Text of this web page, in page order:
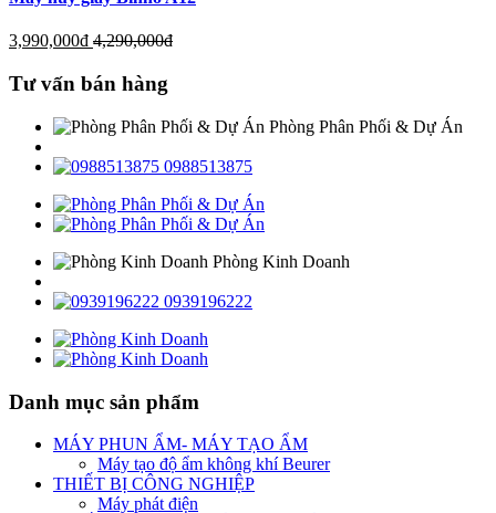
3,990,000đ 4,290,000đ
Tư vấn bán hàng
Phòng Phân Phối & Dự Án
0988513875
Phòng Kinh Doanh
0939196222
Danh mục sản phẩm
MÁY PHUN ẨM- MÁY TẠO ẨM
Máy tạo độ ẩm không khí Beurer
THIẾT BỊ CÔNG NGHIỆP
Máy phát điện